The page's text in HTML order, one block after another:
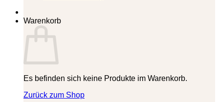
Warenkorb
Es befinden sich keine Produkte im Warenkorb.
Zurück zum Shop